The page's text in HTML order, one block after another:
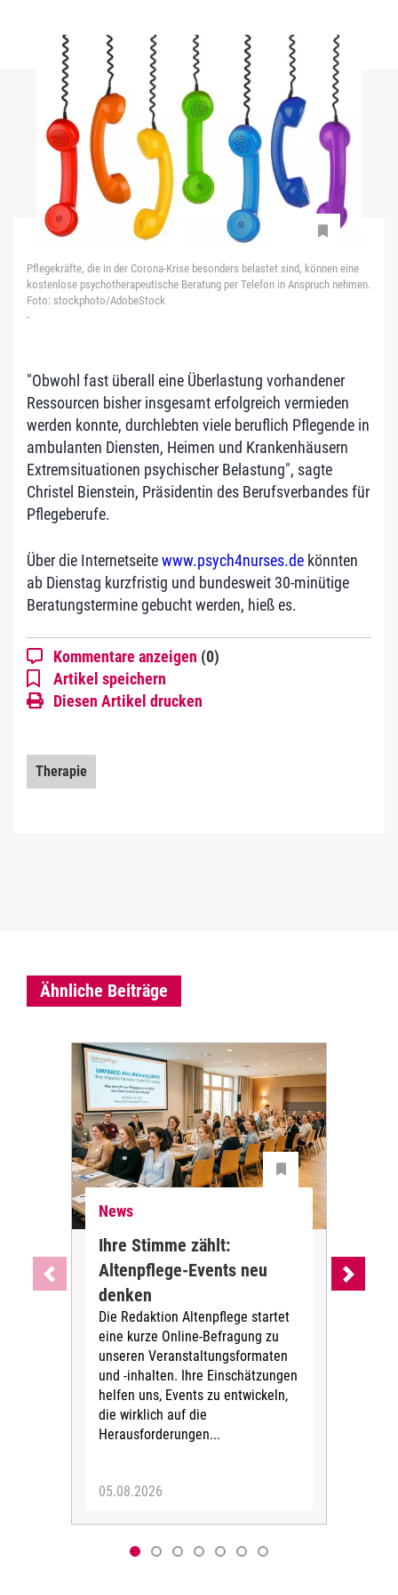
Pflegekräfte, die in der Corona-Krise besonders belastet sind, können eine
kostenlose psychotherapeutische Beratung per Telefon in Anspruch nehmen.
Foto: stockphoto/AdobeStock
-
"Obwohl fast überall eine Überlastung vorhandener
Ressourcen bisher insgesamt erfolgreich vermieden
werden konnte, durchlebten viele beruflich Pflegende in
ambulanten Diensten, Heimen und Krankenhäusern
Extremsituationen psychischer Belastung", sagte
Christel Bienstein, Präsidentin des Berufsverbandes für
Pflegeberufe.
Über die Internetseitewww.psych4nurses.de könnten
ab Dienstag kurzfristig und bundesweit 30-minütige
Beratungstermine gebucht werden, hieß es.
Kommentare anzeigen (0)
Artikel speichern
Diesen Artikel drucken
Therapie
Ähnliche Beiträge
News
Ihre Stimme zählt:
Altenpflege-Events neu
denken
Die Redaktion Altenpflege startet
eine kurze Online-Befragung zu
unseren Veranstaltungsformaten
und -inhalten. Ihre Einschätzungen
helfen uns, Events zu entwickeln,
die wirklich auf die
Herausforderungen...
05.08.2026